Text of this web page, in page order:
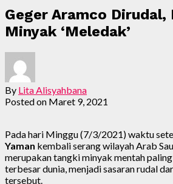
Geger Aramco Dirudal,
Minyak ‘Meledak’
By Lita Alisyahbana
Posted on Maret 9, 2021
Pada hari Minggu (7/3/2021) waktu
Yaman kembali serang wilayah Arab
merupakan tangki minyak mentah
terbesar dunia, menjadi sasaran rudal
tersebut.